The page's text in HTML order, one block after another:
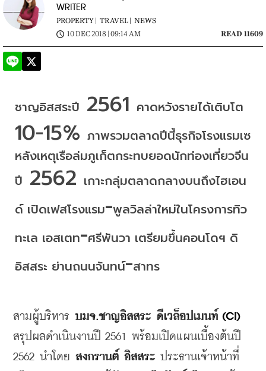
WRITER
PROPERTY | TRAVEL |
NEWS
10 DEC 2018 | 09:14 AM
READ 11609
ชาญอิสสระปี 2561 คาดหวังรายได้เติบโต
10-15% ภาพรวมตลาดปีนี้ธุรกิจโรงแรมเซ
หลังเหตุเรือล่มภูเก็ตกระทบยอดนักท่องเที่ยวจีน
ปี 2562 เกาะกลุ่มตลาดกลางบนถึงไฮเอน
ด์ เปิดเฟสโรงแรม-พูลวิลล่าใหม่ในโครงการทิว
ทะเล เอสเตท-ศรีพันวา เตรียมขึ้นคอนโดฯ ดิ
อิสสระ ย่านถนนจันทน์-สาทร
สามผู้บริหาร บมจ.ชาญอิสสระ ดีเวล็อปเมนท์ (CI)
สรุปผลดำเนินงานปี 2561 พร้อมเปิดแผนเบื้องต้นปี
2562 นำโดย สงกรานต์ อิสสระ ประธานเจ้าหน้าที่